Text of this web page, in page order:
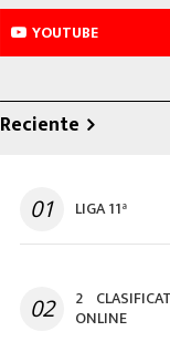
YOUTUBE
Reciente
01 LIGA 11ª
02 2º
ONLINE